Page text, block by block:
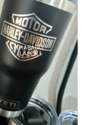
GRABADO
LÁSER